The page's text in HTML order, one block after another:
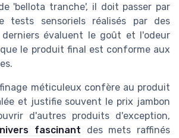
'bellota tranche', il doit passer par
tests sensoriels réalisés par des
derniers évaluent le goût et l'odeur
le produit final est conforme aux
méticuleux confère au produit
et justifie souvent le prix jambon
d'autres produits d'exception,
fascinant des mets raffinés